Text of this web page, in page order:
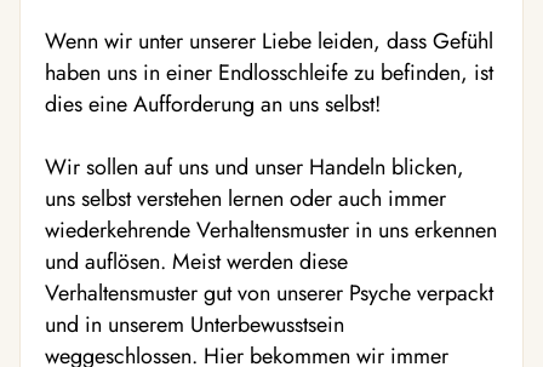
Wenn wir unter unserer Liebe leiden, dass Gefühl
haben uns in einer Endlosschleife zu befinden, ist
dies eine Aufforderung an uns selbst!
Wir sollen auf uns und unser Handeln blicken,
uns selbst verstehen lernen oder auch immer
wiederkehrende Verhaltensmuster in uns erkennen
und auflösen. Meist werden diese
Verhaltensmuster gut von unserer Psyche verpackt
und in unserem Unterbewusstsein
weggeschlossen. Hier bekommen wir immer